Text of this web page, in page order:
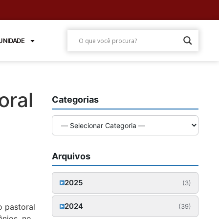
pastoral
Categorias
Arquivos
2025 (3)
Outubro (1)
2024 (39)